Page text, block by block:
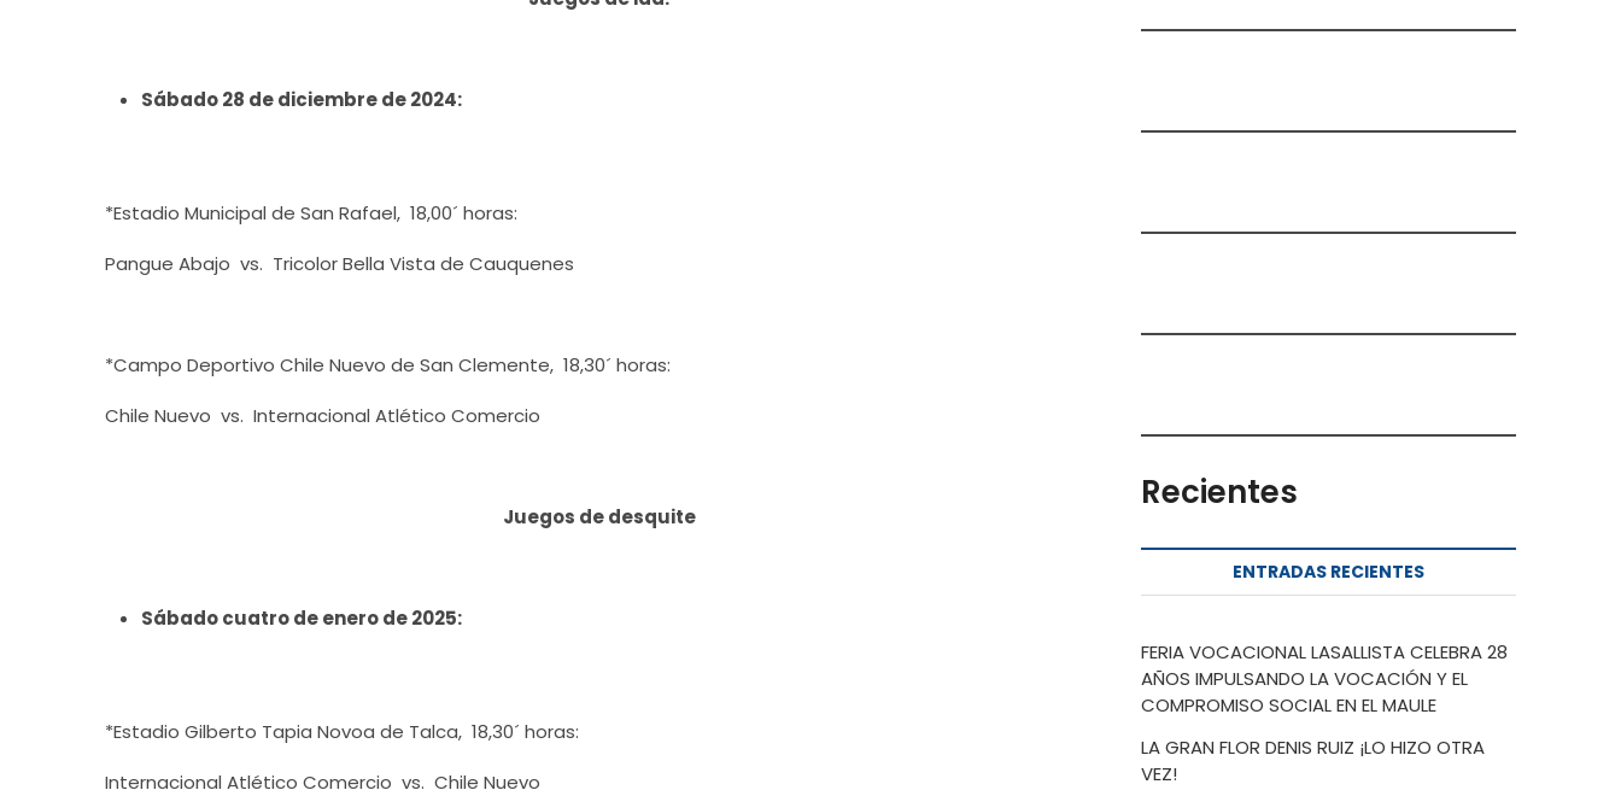
Sábado 28 de diciembre de 2024:
*Estadio Municipal de San Rafael, 18,00´ horas:
Pangue Abajo vs. Tricolor Bella Vista de Cauquenes
*Campo Deportivo Chile Nuevo de San Clemente, 18,30´ horas:
Chile Nuevo vs. Internacional Atlético Comercio
Juegos de desquite
Sábado cuatro de enero de 2025:
*Estadio Gilberto Tapia Novoa de Talca, 18,30´ horas:
Internacional Atlético Comercio vs. Chile Nuevo
Recientes
ENTRADAS RECIENTES
FERIA VOCACIONAL LASALLISTA CELEBRA 28
AÑOS IMPULSANDO LA VOCACIÓN Y EL
COMPROMISO SOCIAL EN EL MAULE
LA GRAN FLOR DENIS RUIZ ¡LO HIZO OTRA
VEZ!